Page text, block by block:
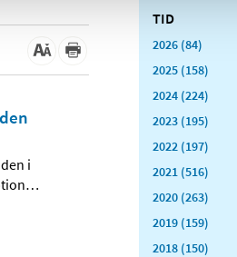
i
…
TID
2026 (84)
2025 (158)
2024 (224)
2023 (195)
2022 (197)
2021 (516)
2020 (263)
2019 (159)
2018 (150)